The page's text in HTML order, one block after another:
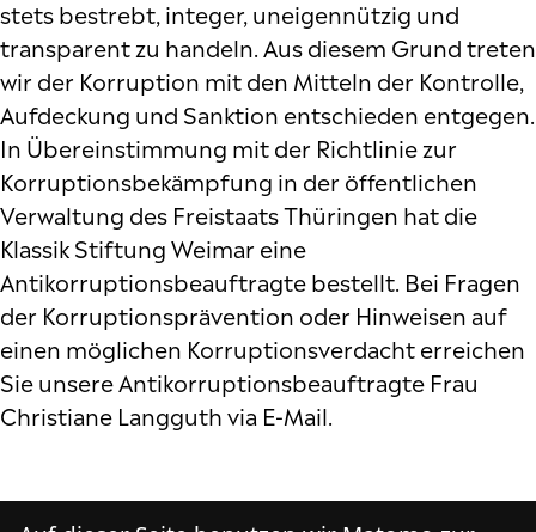
stets bestrebt, integer, uneigennützig und
transparent zu handeln. Aus diesem Grund treten
wir der Korruption mit den Mitteln der Kontrolle,
Aufdeckung und Sanktion entschieden entgegen.
In Übereinstimmung mit der Richtlinie zur
Korruptionsbekämpfung in der öffentlichen
Verwaltung des Freistaats Thüringen hat die
Klassik Stiftung Weimar eine
Antikorruptionsbeauftragte bestellt. Bei Fragen
der Korruptionsprävention oder Hinweisen auf
einen möglichen Korruptionsverdacht erreichen
Sie unsere Antikorruptionsbeauftragte Frau
Christiane Langguth via E-Mail .